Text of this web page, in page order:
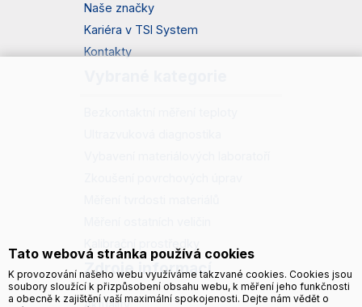
Naše značky
Kariéra v TSI System
Kontakty
Zdroje informací
Tato webová stránka používá cookies
K provozování našeho webu využíváme takzvané cookies. Cookies jsou
soubory sloužící k přizpůsobení obsahu webu, k měření jeho funkčnosti
a obecně k zajištění vaší maximální spokojenosti. Dejte nám vědět o